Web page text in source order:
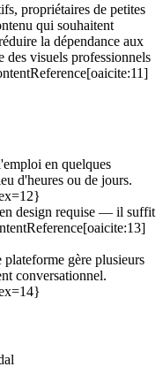
propriétaires de petites
qui souhaitent
la dépendance aux
des visuels professionnels
en quelques
d'heures ou de jours.
design requise — il suffit
plateforme gère plusieurs
conversationnel.